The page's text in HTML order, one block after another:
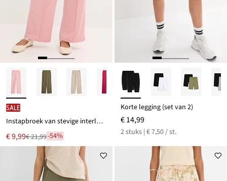
SALE
Instapbroek van stevige interlock
Nu
voor
€ 9,99
Van € 21,99-54%
Korte legging (set van 2)
€ 14,99
2 stuks | € 7,50 / st.